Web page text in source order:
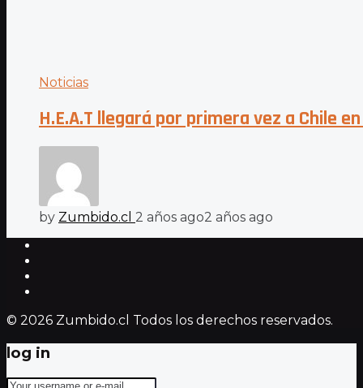
Noticias
H.E.A.T llegará por primera vez a Chile
by Zumbido.cl 2 años ago2 años ago
© 2026 Zumbido.cl Todos los derechos reservados.
log in